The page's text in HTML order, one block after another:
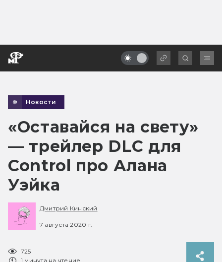
Новости
«Оставайся на свету»
— трейлер DLC для
Control про Алана
Уэйка
Дмитрий Кинский
7 августа 2020 г.
725
1 минута на чтение